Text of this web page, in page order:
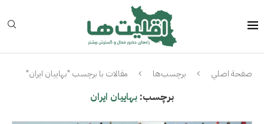
صفحة اصلي برچسب‌ها مقالات با برچسب "بهاییان ایران"
برچسب: بهاییان ایران